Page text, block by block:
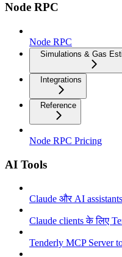
Node RPC
Node RPC
Simulations & Gas
Integrations
Reference
Node RPC Pricing
AI Tools
Claude और AI
Claude clients के लिए
Tenderly MCP Server